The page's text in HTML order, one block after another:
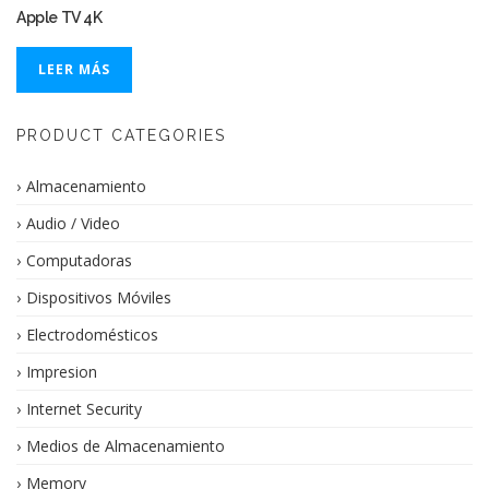
Apple TV 4K
LEER MÁS
PRODUCT CATEGORIES
Almacenamiento
Audio / Video
Computadoras
Dispositivos Móviles
Electrodomésticos
Impresion
Internet Security
Medios de Almacenamiento
Memory